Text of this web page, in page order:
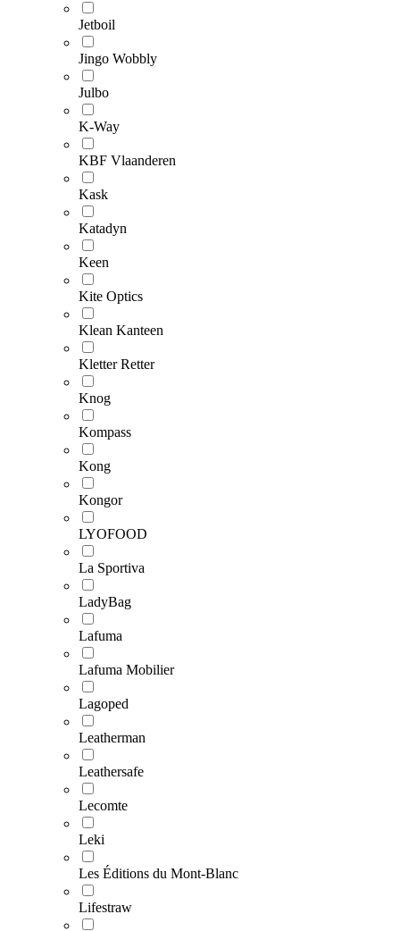
Jetboil
Jingo Wobbly
Julbo
K-Way
KBF Vlaanderen
Kask
Katadyn
Keen
Kite Optics
Klean Kanteen
Kletter Retter
Knog
Kompass
Kong
Kongor
LYOFOOD
La Sportiva
LadyBag
Lafuma
Lafuma Mobilier
Lagoped
Leatherman
Leathersafe
Lecomte
Leki
Les Éditions du Mont-Blanc
Lifestraw